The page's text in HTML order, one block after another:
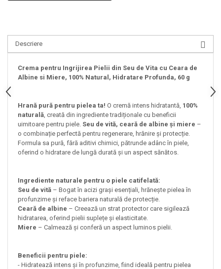
Descriere
Crema pentru Ingrijirea Pielii din Seu de Vita cu Ceara de
Albine si Miere, 100% Natural, Hidratare Profunda, 60 g
Hrană pură pentru pielea ta! O cremă intens hidratantă, 100%
naturală , creată din ingrediente tradiționale cu beneficii
uimitoare pentru piele. Seu de vită, ceară de albine și miere –
o combinație perfectă pentru regenerare, hrănire și protecție.
Formula sa pură, fără aditivi chimici, pătrunde adânc în piele,
oferind o hidratare de lungă durată și un aspect sănătos.
Ingrediente naturale pentru o piele catifelată:
Seu de vită – Bogat în acizi grași esențiali, hrănește pielea în
profunzime și reface bariera naturală de protecție.
Ceară de albine – Creează un strat protector care sigilează
hidratarea, oferind pielii suplețe și elasticitate.
Miere – Calmează și conferă un aspect luminos pielii.
Beneficii pentru piele:
- Hidratează intens și în profunzime, fiind ideală pentru pielea